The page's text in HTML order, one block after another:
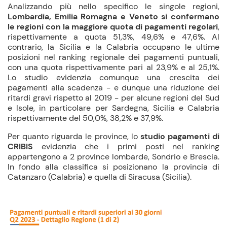
Analizzando più nello specifico le singole regioni,
Lombardia, Emilia Romagna e Veneto si confermano
le regioni con la maggiore quota di pagamenti regolari,
rispettivamente a quota 51,3%, 49,6% e 47,6%. Al
contrario, la Sicilia e la Calabria occupano le ultime
posizioni nel ranking regionale dei pagamenti puntuali,
con una quota rispettivamente pari al 23,9% e al 25,1%.
Lo studio evidenzia comunque una crescita dei
pagamenti alla scadenza - e dunque una riduzione dei
ritardi gravi rispetto al 2019 - per alcune regioni del Sud
e Isole, in particolare per Sardegna, Sicilia e Calabria
rispettivamente del 50,0%, 38,2% e 37,9%.
Per quanto riguarda le province, lo studio pagamenti di
CRIBIS evidenzia che i primi posti nel ranking
appartengono a 2 province lombarde, Sondrio e Brescia.
In fondo alla classifica si posizionano la provincia di
Catanzaro (Calabria) e quella di Siracusa (Sicilia).